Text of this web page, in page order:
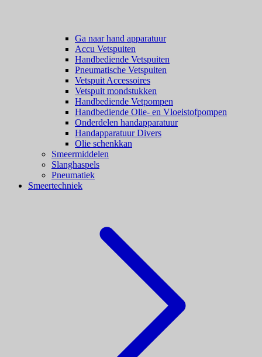
Ga naar hand apparatuur
Accu Vetspuiten
Handbediende Vetspuiten
Pneumatische Vetspuiten
Vetspuit Accessoires
Vetspuit mondstukken
Handbediende Vetpompen
Handbediende Olie- en Vloeistofpompen
Onderdelen handapparatuur
Handapparatuur Divers
Olie schenkkan
Smeermiddelen
Slanghaspels
Pneumatiek
Smeertechniek